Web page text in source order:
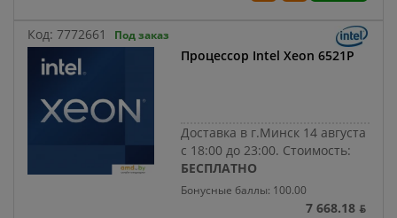
Код: 7772661 Под заказ
Процессор Intel Xeon 6521P
Доставка в г.Минск 14 августа
с 18:00 до 23:00. Стоимость:
БЕСПЛАТНО
Бонусные баллы: 100.00
7 668.18 ƃ